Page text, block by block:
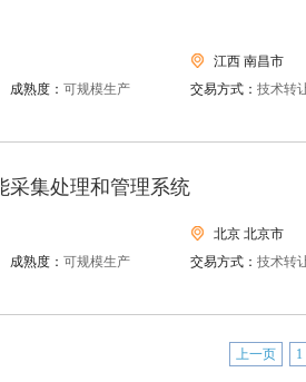
江西 南昌市
成熟度： 可规模生产 交易方式： 技术转
采集处理和管理系统
北京 北京市
成熟度： 可规模生产 交易方式： 技术转
上一页 1